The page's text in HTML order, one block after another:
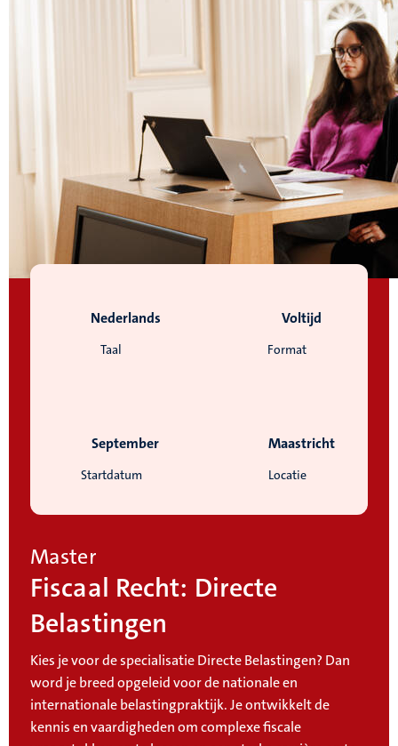
Taal
Nederlands
Format
Voltijd
Startdatum
September
Locatie
Maastricht
Master
Fiscaal Recht: Directe
Belastingen
Kies je voor de specialisatie Directe Belastingen? Dan
word je breed opgeleid voor de nationale en
internationale belastingpraktijk. Je ontwikkelt de
kennis en vaardigheden om complexe fiscale